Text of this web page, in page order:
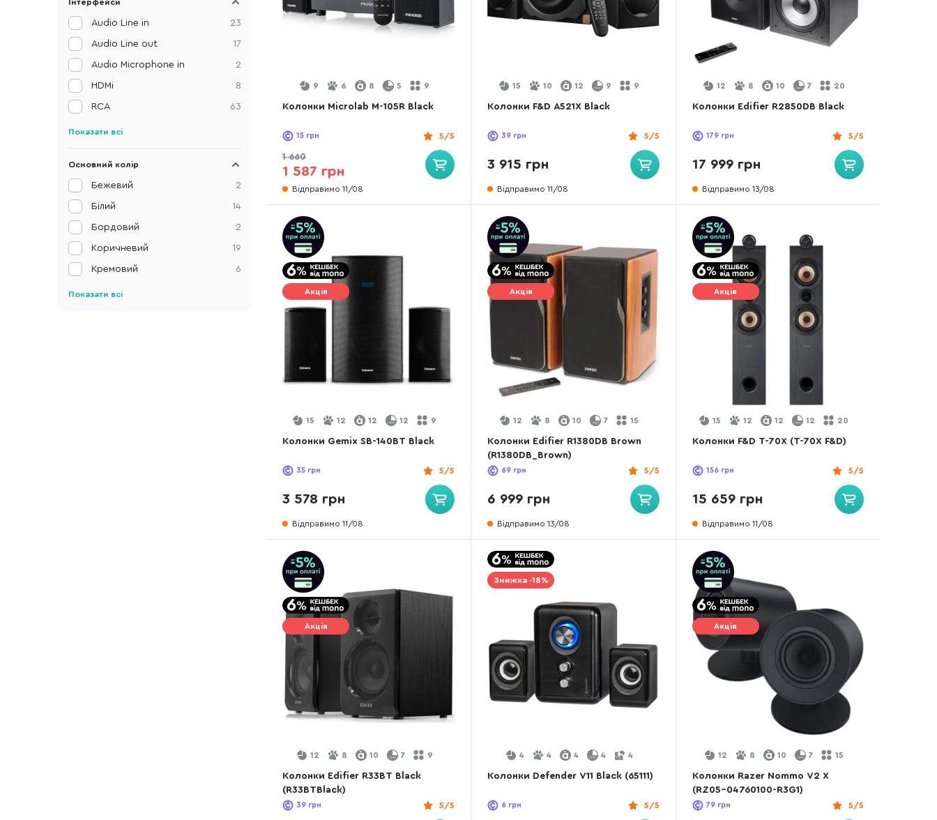
9 6 8 5 9
Колонки Microlab M-105R Black
5/5
15 грн
1 660
1 587 грн
Відправимо 11/08
15 10 12 9 9
Колонки F&D A521X Black
5/5
39 грн
3 915 грн
Відправимо 11/08
12 8 10 7 20
Колонки Edifier R2850DB Black
5/5
179грн
17 999 грн
Відправимо 13/08
Акція
15 12 12 12 9
Колонки Gemix SB-140BT Black
5/5
35 грн
3 578 грн
Відправимо 11/08
Акція
12 8 10 7 15
Колонки Edifier R1380DB Brown
(R1380DB_Brown)
5/5
69 грн
6 999 грн
Відправимо 13/08
Акція
15 12 12 12 20
Колонки F&D T-70X (T-70X F&D)
5/5
156грн
15 659 грн
Відправимо 11/08
Акція
12 8 10 7 9
Колонки Edifier R33BT Black
(R33BTBlack)
5/5
39 грн
Знижка -18%
4 4 4 4 4
Колонки Defender V11 Black (65111)
5/5
6 грн
Акція
12 8 10 7 15
Колонки Razer Nommo V2 X
(RZ05-04760100-R3G1)
5/5
79грн
Інтерфейси
23
Audio Line in
17
Audio Line out
2
Audio Microphone in
8
HDMi
63
RCA
Показати всі
Основний колір
2
Бежевий
14
Білий
2
Бордовий
19
Коричневий
6
Кремовий
Показати всі